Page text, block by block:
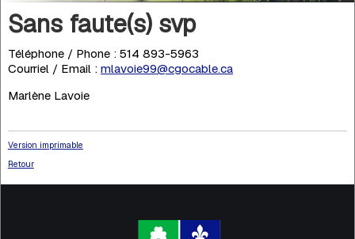
Sans faute(s) svp
Téléphone / Phone : 514 893-5963
Courriel / Email : mlavoie99@cgocable.ca
Marlène Lavoie
Version imprimable
Retour